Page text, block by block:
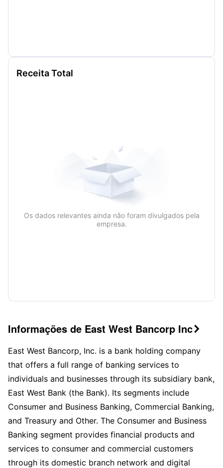
Receita Total
Os dados relevantes ainda não foram divulgados pela
empresa.
Informações de East West Bancorp Inc
East West Bancorp, Inc. is a bank holding company
that offers a full range of banking services to
individuals and businesses through its subsidiary bank,
East West Bank (the Bank). Its segments include
Consumer and Business Banking, Commercial Banking,
and Treasury and Other. The Consumer and Business
Banking segment provides financial products and
services to consumer and commercial customers
through its domestic branch network and digital